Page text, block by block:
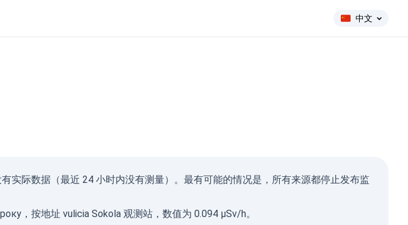
中文
实际数据（最近 24 小时内没有测量）。最有可能的情况是，所有来源都停止发布监
，按地址 vulicia Sokola 观测站，数值为 0.094 µSv/h。
(µSv/h)
0-0.1 132
0.101-0.2 507